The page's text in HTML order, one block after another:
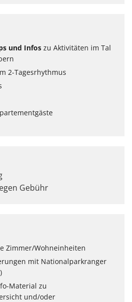
und Infos zu Aktivitäten im Tal
2-Tagesrhythmus
Gebühr
Zimmer/Wohneinheiten
mit Nationalparkranger
Material zu
und/oder